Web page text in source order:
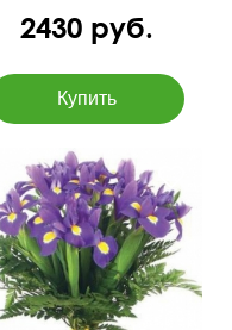
2430 руб.
50 см 35 см